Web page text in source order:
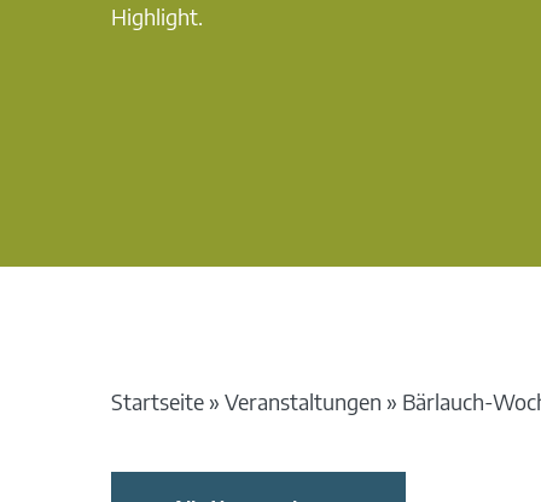
Highlight.
Startseite» Veranstaltungen » Bärlauch-